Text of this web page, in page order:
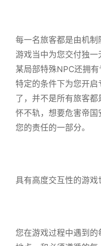
每一名旅客都是由机
游戏当中为您交付独
某局部特殊NPC还拥
特定的条件下为您开
了，并不是所有旅客
怀不轨，想要危害帝
您的责任的一部分。
具有高度交互性的游戏
您在游戏过程中遇到